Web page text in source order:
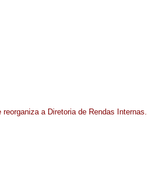
a Diretoria de Rendas Internas.